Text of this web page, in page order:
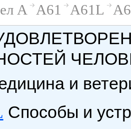
A A61 A61L
и
Способы и